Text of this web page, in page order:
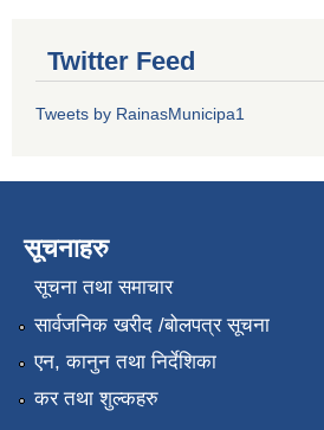
Twitter Feed
Tweets by RainasMunicipa1
सूचनाहरु
सूचना तथा समाचार
सार्वजनिक खरीद /बोलपत्र सूचना
एन, कानुन तथा निर्देशिका
कर तथा शुल्कहरु